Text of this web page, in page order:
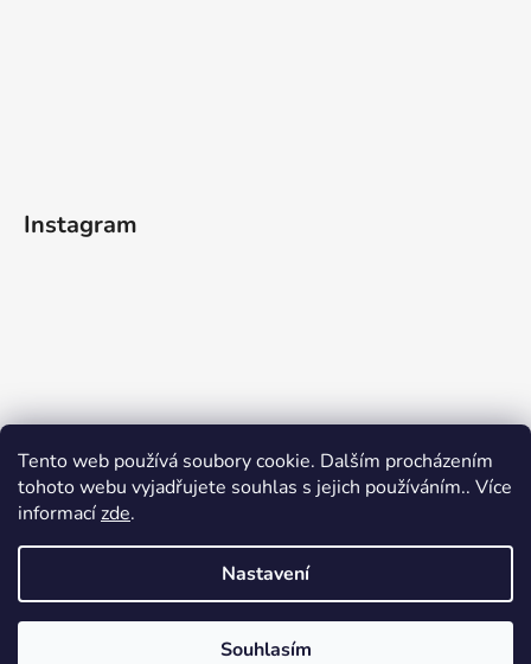
Tento web používá soubory cookie. Dalším procházením
tohoto webu vyjadřujete souhlas s jejich používáním.. Více
informacízde.
Nastavení
Souhlasím
Instagram
Sledovat na Instagramu
Vytvořil Shoptet
adelledavis.cz